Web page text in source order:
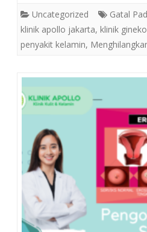
Uncategorized Gatal
klinik apollo jakarta, klinik
penyakit kelamin,